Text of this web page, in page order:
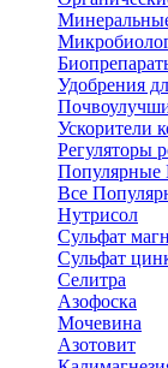
Удобрения
Ускорители
Регуляторы
Популярные
Все
Нутрисол
Сульфат
Сульфат
Селитра
Азофоска
Мочевина
Азотовит